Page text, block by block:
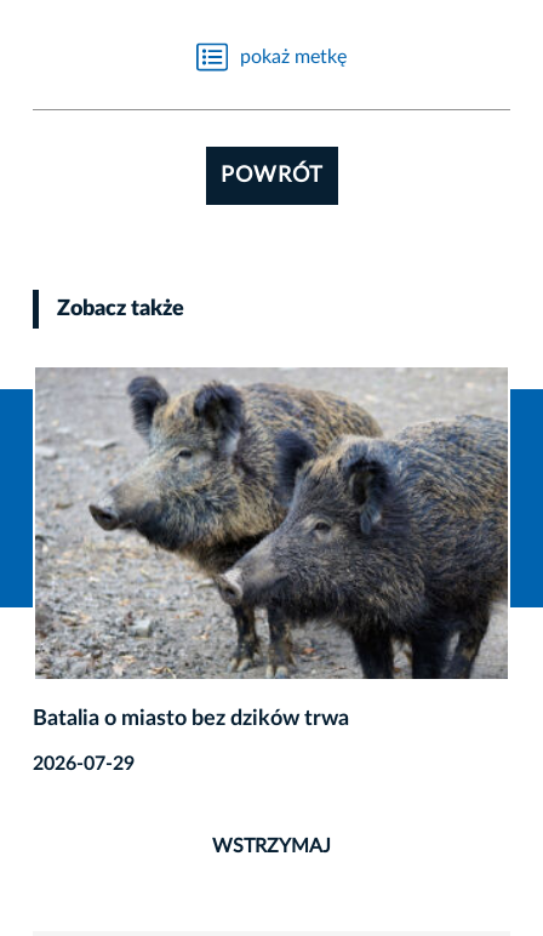
pokaż metkę
POWRÓT
Zobacz także
Batalia o miasto bez dzików trwa
2026-07-29
WSTRZYMAJ